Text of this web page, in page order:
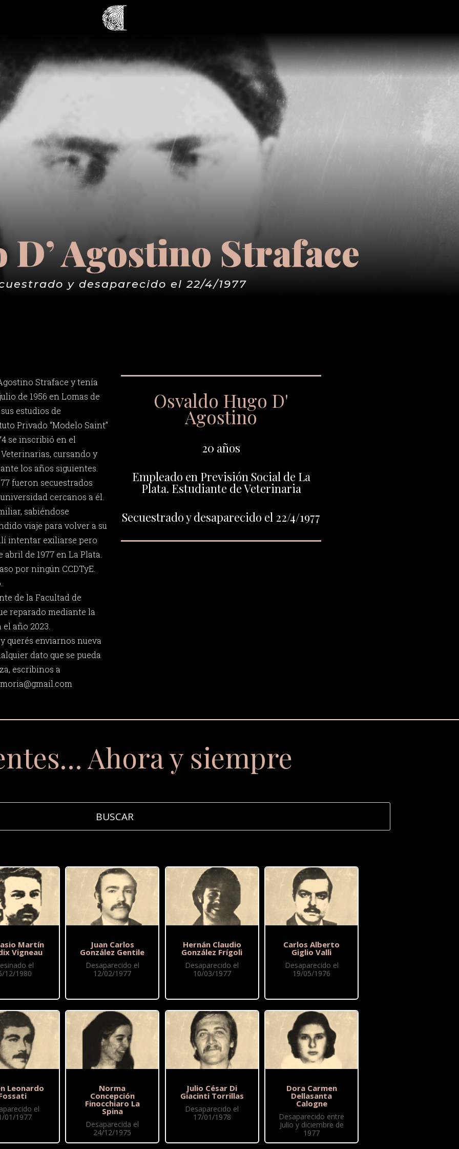
D’ Agostino Straface
y desaparecido el 22/4/1977
Straface y tenía
de 1956 en Lomas de
estudios de
Privado “Modelo Saint”
se inscribió en el
cursando y
los años siguientes.
fueron secuestrados
cercanos a él.
sabiéndose
viaje para volver a su
intentar exiliarse pero
de 1977 en La Plata.
por ningún CCDTyE.
de la Facultad de
reparado mediante la
año 2023.
querés enviarnos nueva
dato que se pueda
escribinos a
Osvaldo Hugo D'
Agostino
20 años
Empleado en Previsión Social de La
Plata. Estudiante de Veterinaria
Secuestrado y desaparecido el 22/4/1977
Ahora y siempre
Martín
Vigneau
el
12/1980
Leonardo
el
01/1977
Juan Carlos
González Gentile
Desaparecido el
12/02/1977
Norma
Concepción
Finocchiaro La
Spina
Desaparecida el
24/12/1975
Hernán Claudio
González Frígoli
Desaparecido el
10/03/1977
Julio César Di
Giacinti Torrillas
Desaparecido el
17/01/1978
Carlos Alberto
Giglio Valli
Desaparecido el
19/05/1976
Dora Carmen
Dellasanta
Calogne
Desaparecido entre
Julio y diciembre de
1977